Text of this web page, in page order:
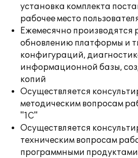
установка комплекта
рабочее место
Ежемесячно производятся
обновлению платформы и
конфигураций,
информационной базы,
копий
Осуществляется
методическим вопросам
"1С"
Осуществляется
техническим вопросам
программными